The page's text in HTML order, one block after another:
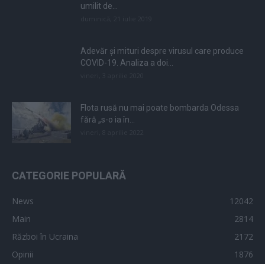
umilit de...
Adevăr și mituri despre virusul care produce
COVID-19. Analiza a doi...
Flota rusă nu mai poate bombarda Odessa
fără „s-o ia în...
CATEGORIE POPULARĂ
News
12042
Main
2814
Război în Ucraina
2172
Opinii
1876